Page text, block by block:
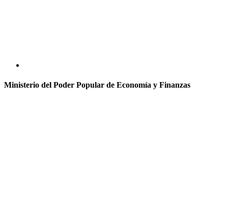
Ministerio del Poder Popular de Economía y Finanzas